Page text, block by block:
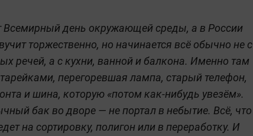
день окружающей среды, а в России
торжественно, но начинается всё обычно не с
речей, а с кухни, ванной и балкона. Именно там
перегоревшая лампа, старый телефон,
и шина, которую «потом как-нибудь увезём».
бак во дворе — не портал в небытие. Всё, что
на сортировку, полигон или в переработку. И